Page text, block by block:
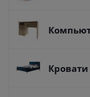
Кровати